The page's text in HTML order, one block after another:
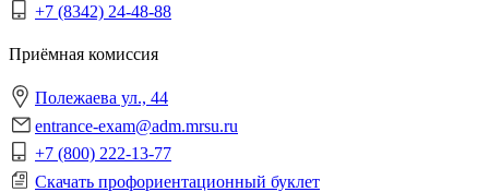
+7 (8342) 24-48-88
Приёмная комиссия
Полежаева ул., 44
entrance-exam@adm.mrsu.ru
+7 (800) 222-13-77
Скачать профориентационный буклет